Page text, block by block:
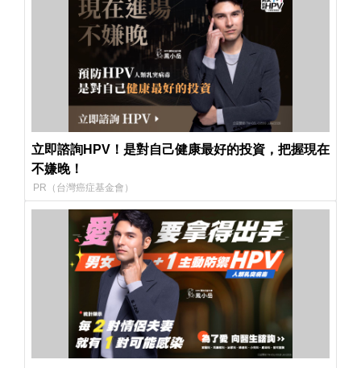
立即諮詢HPV！是對自己健康最好的投資，把握現在
不嫌晚！
PR（台灣癌症基金會）